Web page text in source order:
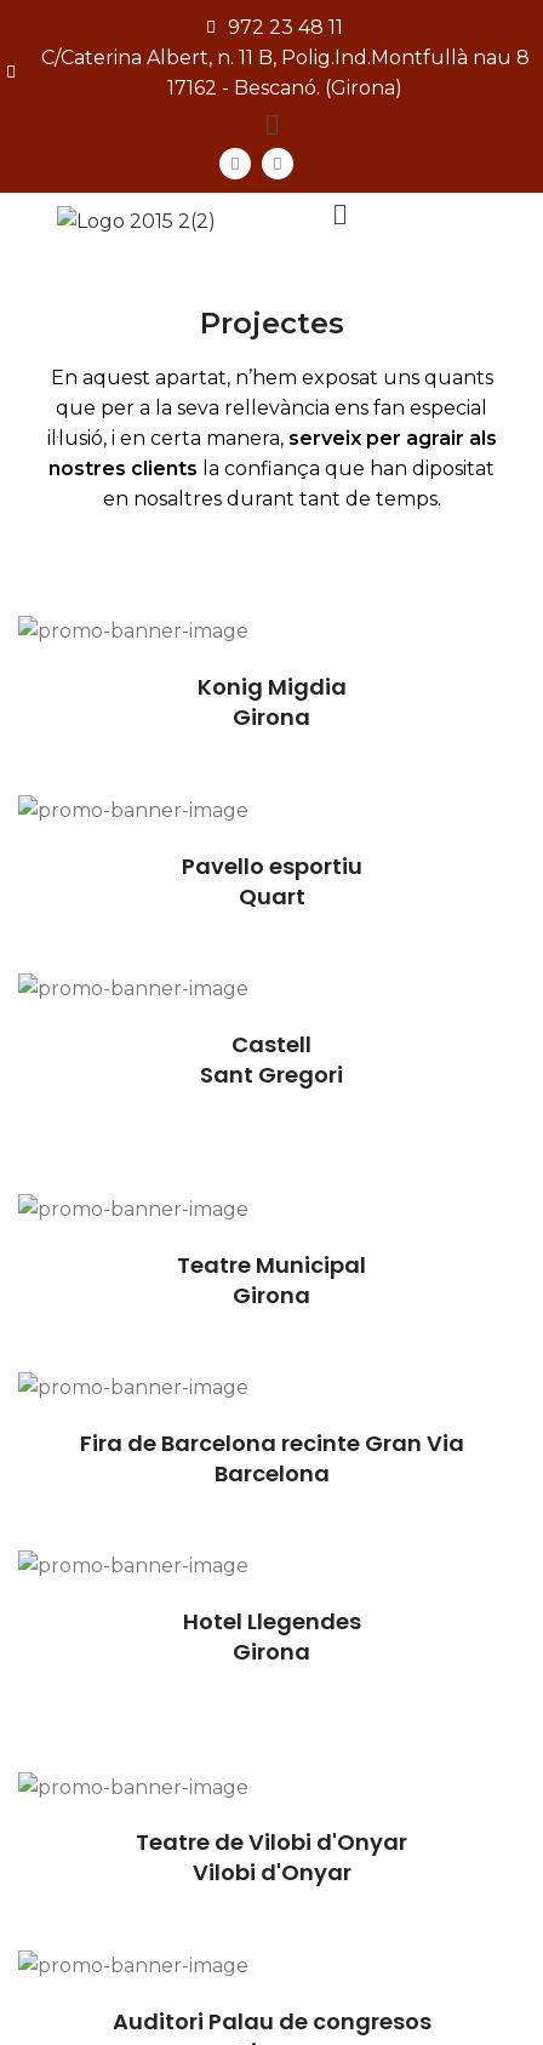
972 23 48 11
C/Caterina Albert, n. 11 B, Polig.Ind.Montfullà nau 8
17162 - Bescanó. (Girona)
Projectes
En aquest apartat, n’hem exposat uns quants
que per a la seva rellevància ens fan especial
il·lusió, i en certa manera, serveix per agrair als
nostres clients la confiança que han dipositat
en nosaltres durant tant de temps.
Konig Migdia
Girona
Pavello esportiu
Quart
Castell
Sant Gregori
Teatre Municipal
Girona
Fira de Barcelona recinte Gran Via
Barcelona
Hotel Llegendes
Girona
Teatre de Vilobi d'Onyar
Vilobi d'Onyar
Auditori Palau de congresos